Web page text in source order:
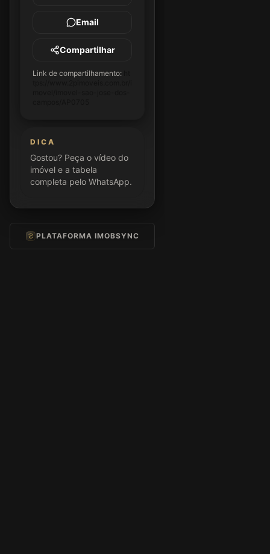
Email
Compartilhar
Link de compartilhamento:
DICA
Gostou? Peça o vídeo do
imóvel e a tabela
completa pelo WhatsApp.
PLATAFORMA IMOBSYNC